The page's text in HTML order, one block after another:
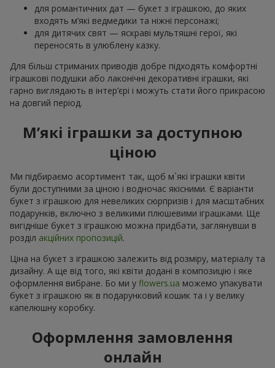
для романтичних дат — букет з іграшкою, до яких
входять м’які ведмедики та ніжні персонажі;
для дитячих свят — яскраві мультяшні герої, які
переносять в улюблену казку.
Для більш стриманих приводів добре підходять комфортні
іграшкові подушки або лаконічні декоративні іграшки, які
гарно виглядають в інтер’єрі і можуть стати його прикрасою
на довгий період.
М’які іграшки за доступною
ціною
Ми підбираємо асортимент так, щоб м`які іграшки квіти
були доступними за ціною і водночас якісними. Є варіанти
букет з іграшкою для невеликих сюрпризів і для масштабних
подарунків, включно з великими плюшевими іграшками. Ще
вигідніше букет з іграшкою можна придбати, заглянувши в
розділ акційних пропозицій.
Ціна на букет з іграшкою залежить від розміру, матеріалу та
дизайну. А ще від того, які квіти додані в композицію і яке
оформлення вибране. Бо ми у flowers.ua можемо упакувати
букет з іграшкою як в подарунковий кошик та і у велику
капелюшну коробку.
Оформлення замовлення
онлайн